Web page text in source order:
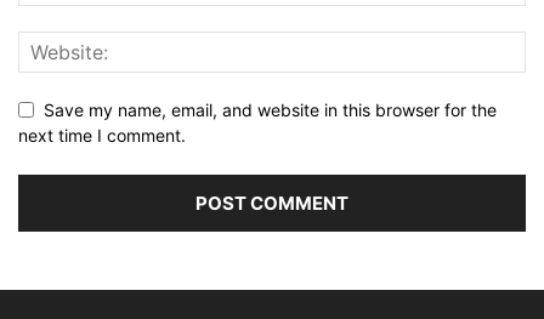
Save my name, email, and website in this browser for the
next time I comment.